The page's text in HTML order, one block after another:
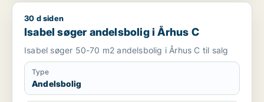
Isabel søger andelsbolig i Århus C
30 d siden
Isabel søger andelsbolig i Århus C
Isabel søger 50-70 m2 andelsbolig i Århus C til salg
Type
Andelsbolig